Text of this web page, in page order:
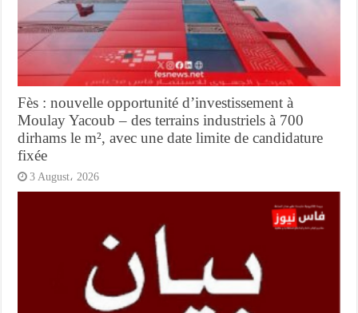
Fès : nouvelle opportunité d’investissement à
Moulay Yacoub – des terrains industriels à 700
dirhams le m², avec une date limite de candidature
fixée
3 August، 2026